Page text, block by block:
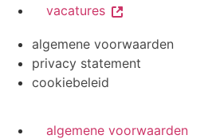
vacatures
algemene voorwaarden
privacy statement
cookiebeleid
algemene voorwaarden